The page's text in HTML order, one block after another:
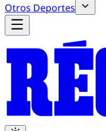
Otros Deportes